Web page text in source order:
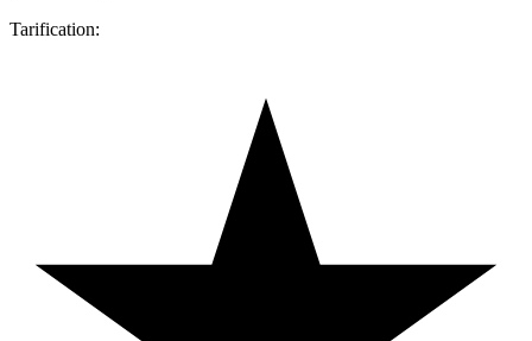
Tarification: